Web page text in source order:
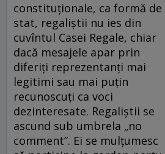
constituţionale, ca formă de
stat, regaliştii nu ies din
cuvîntul Casei Regale, chiar
dacă mesajele apar prin
diferiţi reprezentanţi mai
legitimi sau mai puţin
recunoscuţi ca voci
dezinteresate. Regaliştii se
ascund sub umbrela „no
comment”. Ei se mulţumesc